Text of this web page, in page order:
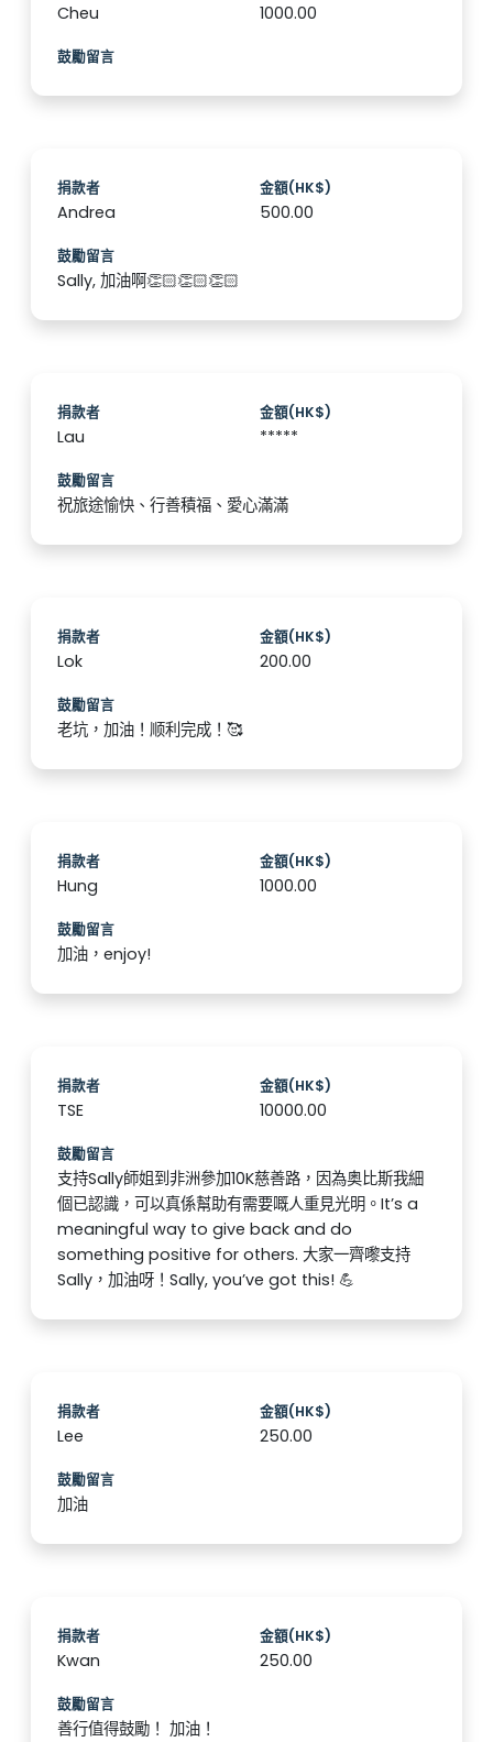
Cheu 1000.00
鼓勵留言
捐款者
Andrea
金額(HK$)
500.00
鼓勵留言
Sally, 加油啊👏🏻👏🏻👏🏻
捐款者
Lau
金額(HK$)
*****
鼓勵留言
祝旅途愉快、行善積福、愛心滿滿
捐款者
Lok
金額(HK$)
200.00
鼓勵留言
老坑，加油！顺利完成！🥰
捐款者
Hung
金額(HK$)
1000.00
鼓勵留言
加油，enjoy!
捐款者
TSE
金額(HK$)
10000.00
鼓勵留言
支持Sally師姐到非洲參加10K慈善路，因為奥比斯我細
個已認識，可以真係幫助有需要嘅人重見光明。It’s a
meaningful way to give back and do
something positive for others. 大家一齊嚟支持
Sally，加油呀！Sally, you’ve got this! 💪
捐款者
Lee
金額(HK$)
250.00
鼓勵留言
加油
捐款者
Kwan
金額(HK$)
250.00
鼓勵留言
善行值得鼓勵！ 加油！